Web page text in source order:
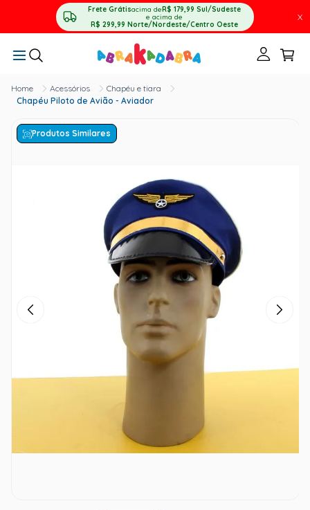
Frete Grátisacima deR$ 179,99 Sul/Sudeste
e acima de
R$ 299,99 Norte/Nordeste/Centro Oeste
X
Acessórios
Chapéu e tiara
Chapéu Piloto de Avião - Aviador
Produtos Similares